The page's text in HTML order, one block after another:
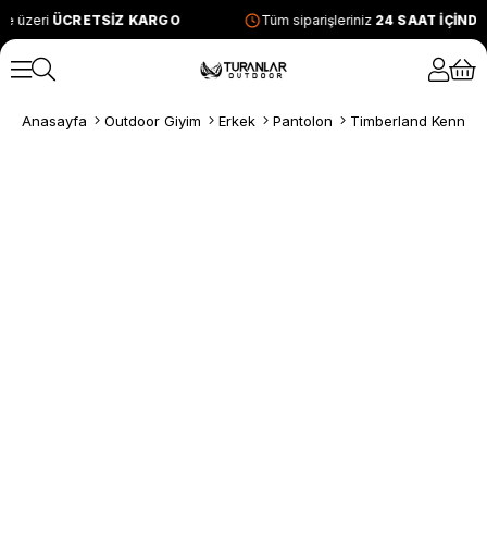
üzeriÜCRETSİZ KARGO Tüm siparişleriniz24 SAAT İÇİNDE
Anasayfa Outdoor Giyim Erkek Pantolon